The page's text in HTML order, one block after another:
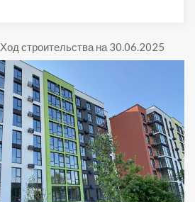
Ход строительства на 30.06.2025